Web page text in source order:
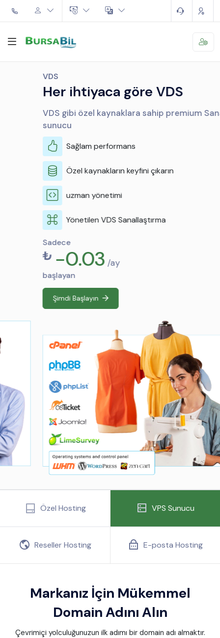
Her ihtiyaca göre VDS
VDS gibi özel kaynaklara sahip premium Sanal
Sağlam performans
Özel kaynakların keyfini çıkarın
uzman yönetimi
Yönetilen VDS Sanallaştırma
-0.03 /ay
Şimdi Başlayın
Özel Hosting VPS Sunucu
Reseller Hosting E-posta Hosting
Markanız İçin Mükemmel
Domain Adını Alın
Çevrimiçi yolculuğunuzun ilk adımı bir domain adı almaktır.